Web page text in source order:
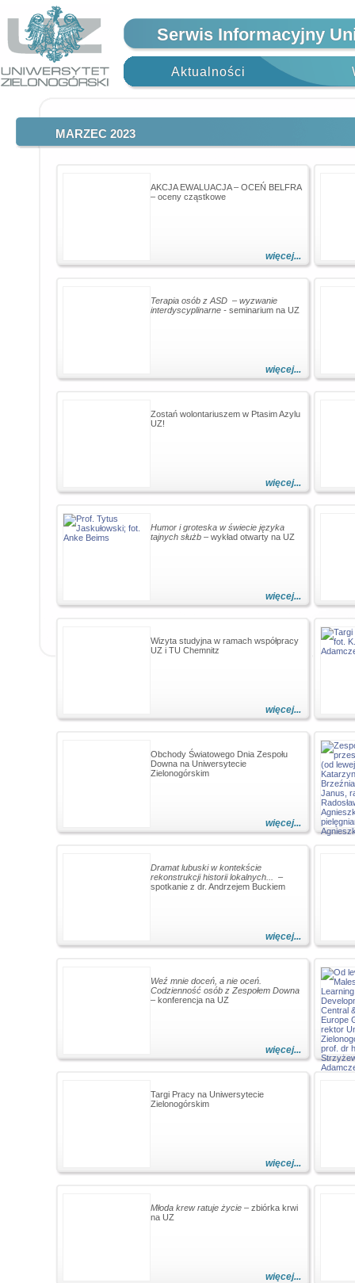
Serwis Informacyjny
Aktualności
MARZEC 2023
więcej...
AKCJA EWALUACJA – OCEŃ BELFRA
– oceny cząstkowe
więcej...
Terapia osób z ASD – wyzwanie
interdyscyplinarne - seminarium na UZ
więcej...
Zostań wolontariuszem w Ptasim Azylu
UZ!
więcej...
Humor i groteska w świecie języka
tajnych służb – wykład otwarty na UZ
więcej...
Wizyta studyjna w ramach współpracy
UZ i TU Chemnitz
więcej...
Obchody Światowego Dnia Zespołu
Downa na Uniwersytecie
Zielonogórskim
więcej...
Dramat lubuski w kontekście
rekonstrukcji historii lokalnych...
–
spotkanie z dr. Andrzejem Buckiem
więcej...
Weź mnie doceń, a nie oceń.
Codzienność osób z Zespołem Downa
– konferencja na UZ
więcej...
Targi Pracy na Uniwersytecie
Zielonogórskim
więcej...
Młoda krew ratuje życie – zbiórka krwi
na UZ